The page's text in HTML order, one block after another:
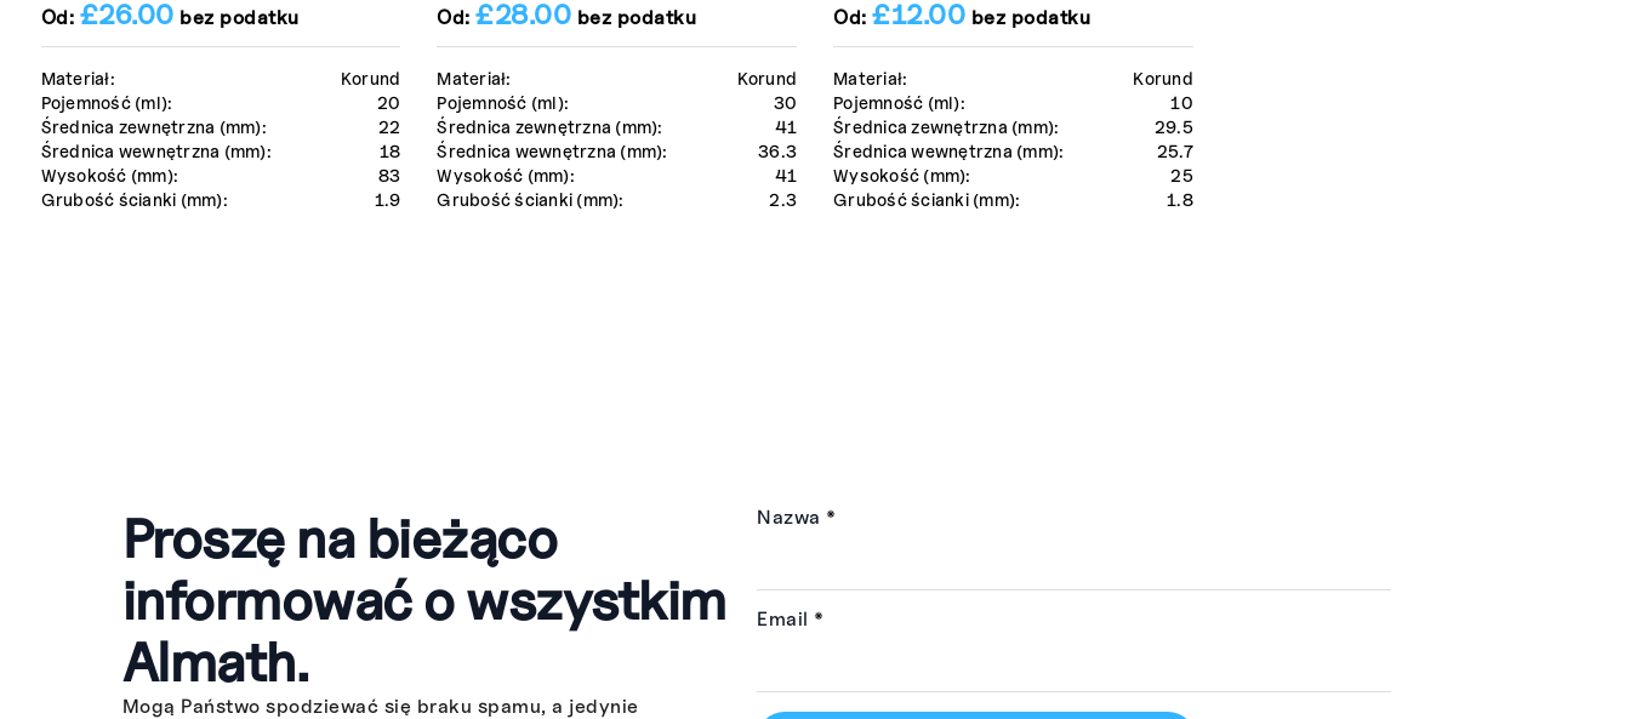
Materiał:
Korund
Pojemność (ml):
20
Średnica zewnętrzna (mm):
22
Średnica wewnętrzna (mm):
18
Wysokość (mm):
83
Grubość ścianki (mm):
1.9
Od: £26.00 bez podatku
Materiał:
Korund
Pojemność (ml):
30
Średnica zewnętrzna (mm):
41
Średnica wewnętrzna (mm):
36.3
Wysokość (mm):
41
Grubość ścianki (mm):
2.3
Od:£28.00 bez podatku
Materiał:
Korund
Pojemność (ml):
10
Średnica zewnętrzna (mm):
29.5
Średnica wewnętrzna (mm):
25.7
Wysokość (mm):
25
Grubość ścianki (mm):
1.8
Od:£12.00 bez podatku
Proszę na bieżąco
informować o wszystkim
Almath.
Mogą Państwo spodziewać się braku spamu, a jedynie
Nazwa *
Email *